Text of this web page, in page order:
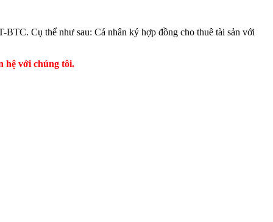
Cụ thể như sau: Cá nhân ký hợp đồng cho thuê tài sản với
hệ với chúng tôi.